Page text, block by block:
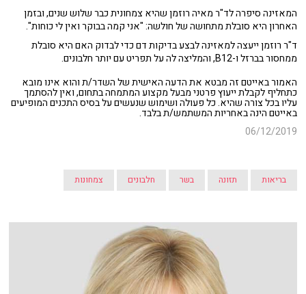
המאזינה סיפרה לד"ר מאיה רוזמן שהיא צמחונית כבר שלוש שנים, ובזמן
האחרון היא סובלת מתחושה של חולשה: "אני קמה בבוקר ואין לי כוחות".
ד"ר רוזמן ייעצה למאזינה לבצע בדיקות דם כדי לבדוק האם היא סובלת
ממחסור בברזל ו-B12, והמליצה לה על תפריט עם יותר חלבונים.
האמור באייטם זה מבטא את הדעה האישית של השדר/ת והוא אינו מובא
כתחליף לקבלת ייעוץ פרטני מבעל מקצוע המתמחה בתחום, ואין להסתמך
עליו בכל צורה שהיא. כל פעולה ושימוש שנעשים על בסיס התכנים המופיעים
באייטם הינה באחריות המשתמש/ת בלבד.
06/12/2019
בריאות תזונה בשר חלבונים צמחונות